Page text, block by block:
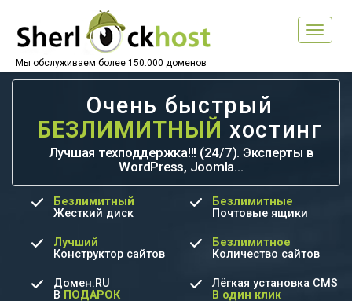
Toggle
Мы обслуживаем более 150.000 доменов
Очень быстрый
БЕЗЛИМИТНЫЙ хостинг
Лучшая техподдержка!!! (24/7). Эксперты в
WordPress, Joomla…
Безлимитный
Жесткий диск
Безлимитные
Почтовые ящики
Лучший
Конструктор сайтов
Безлимитное
Количество сайтов
Домен.RU
В ПОДАРОК
Лёгкая установка CMS
В один клик